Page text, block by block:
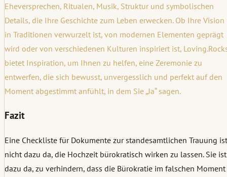
Eheversprechen, Ritualen, Musik, Struktur und symbolischen
Details, die Ihre Geschichte zum Leben erwecken. Ob Ihre Vision
in Traditionen verwurzelt ist, von modernen Elementen geprägt
wird oder von verschiedenen Kulturen inspiriert ist,
bietet Inspiration, um Ihnen zu helfen, eine Zeremonie zu
entwerfen, die sich bewusst, unvergesslich und perfekt auf den
Moment abgestimmt anfühlt, in dem Sie „Ja“ sagen.
Fazit
Eine Checkliste für Dokumente zur standesamtlichen Trauung ist
nicht dazu da, die Hochzeit bürokratisch wirken zu lassen. Sie ist
dazu da, zu verhindern, dass die Bürokratie im falschen Moment